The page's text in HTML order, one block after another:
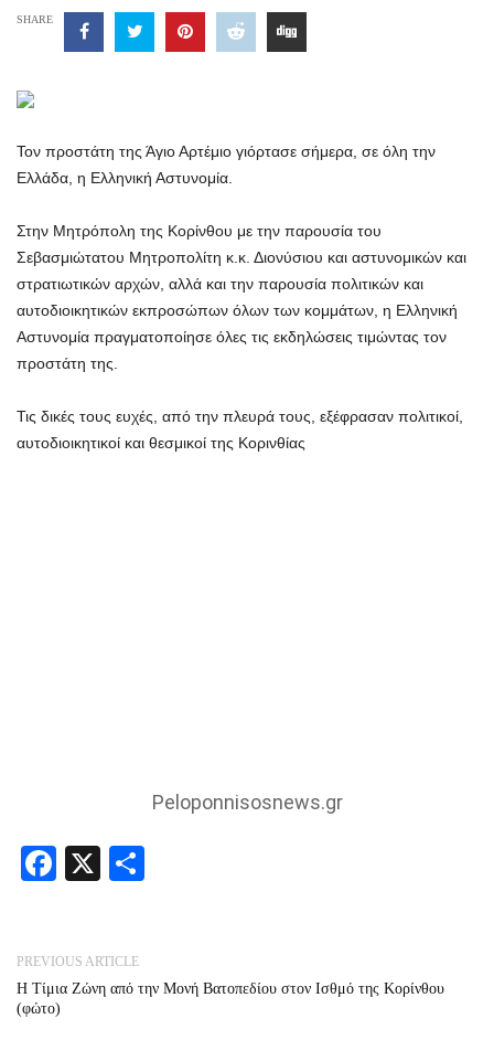
SHARE
Τον προστάτη της Άγιο Αρτέμιο γιόρτασε σήμερα, σε όλη την
Ελλάδα, η Ελληνική Αστυνομία.
Στην Μητρόπολη της Κορίνθου με την παρουσία του
Σεβασμιώτατου Μητροπολίτη κ.κ. Διονύσιου και αστυνομικών και
στρατιωτικών αρχών, αλλά και την παρουσία πολιτικών και
αυτοδιοικητικών εκπροσώπων όλων των κομμάτων, η Ελληνική
Αστυνομία πραγματοποίησε όλες τις εκδηλώσεις τιμώντας τον
προστάτη της.
Τις δικές τους ευχές, από την πλευρά τους, εξέφρασαν πολιτικοί,
αυτοδιοικητικοί και θεσμικοί της Κορινθίας
Peloponnisosnews.gr
Facebook
X
PREVIOUS ARTICLE
Η Τίμια Ζώνη από την Μονή Βατοπεδίου στον Ισθμό της Κορίνθου
(φώτο)